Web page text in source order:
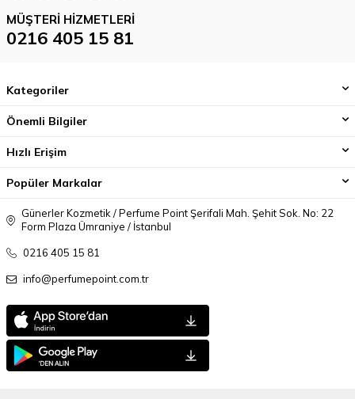
MÜŞTERI HIZMETLERI
0216 405 15 81
Kategoriler
Önemli Bilgiler
Hızlı Erişim
Popüler Markalar
Günerler Kozmetik / Perfume Point Şerifali Mah. Şehit Sok. No: 22
Form Plaza Ümraniye / İstanbul
0216 405 15 81
info@perfumepoint.com.tr